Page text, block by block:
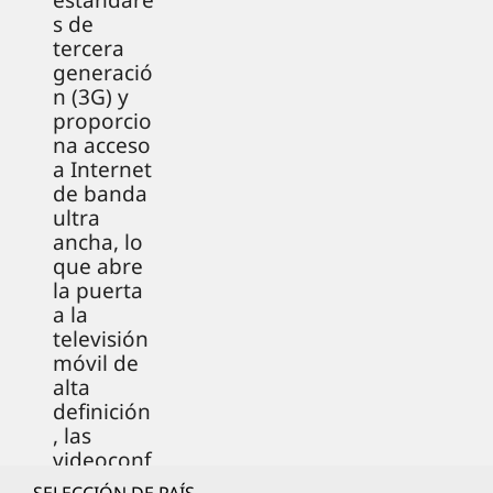
s de
tercera
generació
n (3G) y
proporcio
na acceso
a Internet
de banda
ultra
ancha, lo
que abre
la puerta
a la
televisión
móvil de
alta
definición
, las
videoconf
erencias y